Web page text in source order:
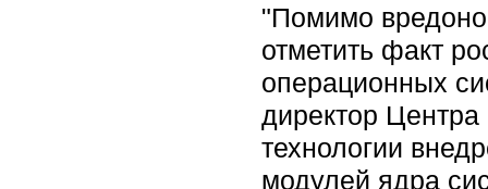
"Помимо
отметить факт
операционных
директор
технологии
модулей ядра